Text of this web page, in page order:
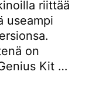
riittää
useampi
on
Kit …